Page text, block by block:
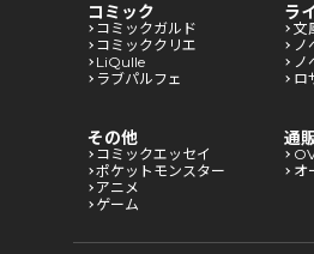
コミック
コミックガルド
コミッククリエ
LiQulle
ラブパルフェ
ラ
文
ノ
ノ
ロ
その他
コミックエッセイ
ポケットモンスター
アニメ
ゲーム
通
オ